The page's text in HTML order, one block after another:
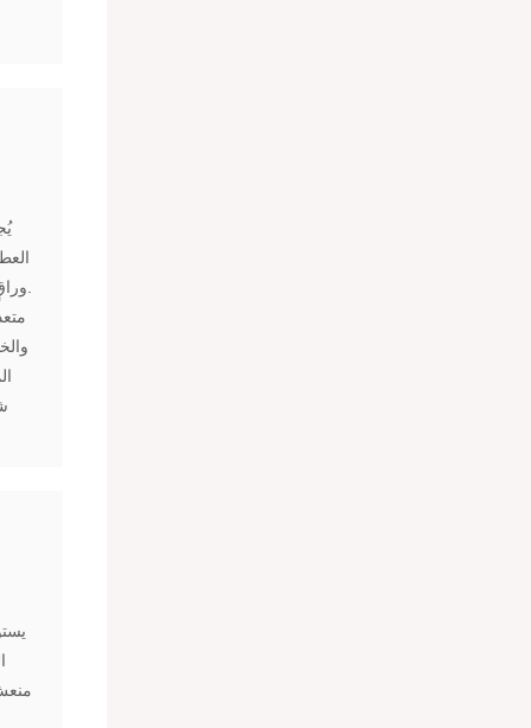
وراقٍ، يُضفي لمسةً من البساطة على الأجواء الرسمية وغير الرسمية.